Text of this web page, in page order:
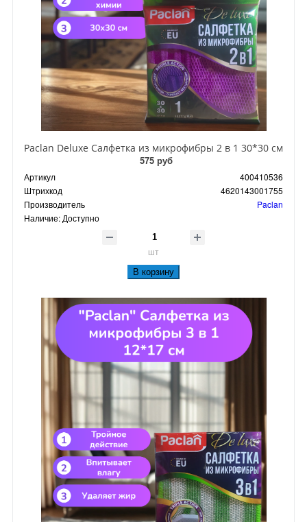
Paclan Deluxe Салфетка из микрофибры 2 в 1 30*30 см
575 руб
Артикул
400410536
Штрихкод
4620143001755
Производитель
Paclan
Наличие: Доступно
шт
В корзину